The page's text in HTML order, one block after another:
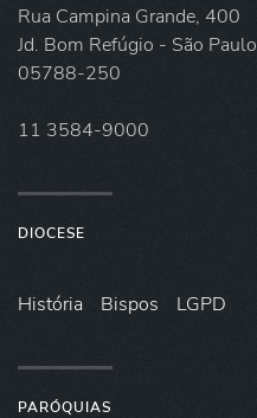
Rua Campina Grande, 400
Jd. Bom Refúgio - São Paulo
05788-250
11 3584-9000
DIOCESE
História Bispos LGPD
PARÓQUIAS